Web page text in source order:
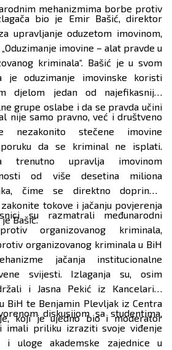
mehanizmima borbe protiv
bio je Emir Bašić, direktor
upravljanje oduzetom imovinom,
imovine – alat pravde u
kriminala“. Bašić je u svom
je oduzimanje imovinske koristi
djelom jedan od najefikasnijih
grupe oslabe i da se pravda učini
nije samo pravno, već i društveno
nezakonito stečene imovine
da se kriminal ne isplati.
trenutno upravlja imovinom
od više desetina miliona
čime se direktno doprinosi
tokove i jačanju povjerenja
Bašić.su razmatrali međunarodni
organizovanog kriminala,
organizovanog kriminala u BiH
jačanja institucionalne
svijesti. Izlaganja su, osim
i Jasna Pekić iz Kancelarije
BiH te Benjamin Plevljak iz Centra
koji je ujedno bio i moderator
diskusijom sa studentima,
imali priliku izraziti svoje viđenje
i uloge akademske zajednice u